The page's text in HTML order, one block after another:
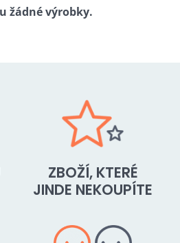
ZBOŽÍ, KTERÉ
JINDE NEKOUPÍTE